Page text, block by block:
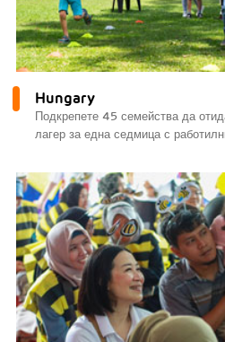
Hungary
Подкрепете 45 семейства да
лагер за една седмица с